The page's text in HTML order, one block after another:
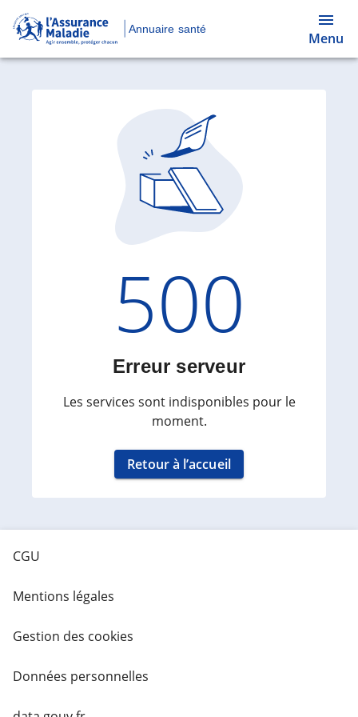
Annuaire santé
Menu
Code
500
Erreur serveur
Les services sont indisponibles pour le
moment.
Retour à l’accueil
CGU
Mentions légales
Gestion des cookies
Données personnelles